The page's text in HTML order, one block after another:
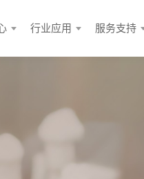
行业应用 服务支持